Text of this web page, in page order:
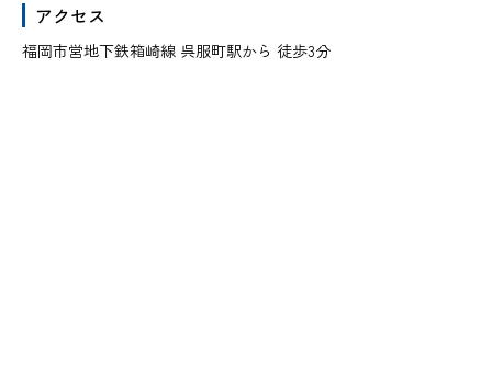
アクセス
福岡市営地下鉄箱崎線 呉服町駅から 徒歩3分